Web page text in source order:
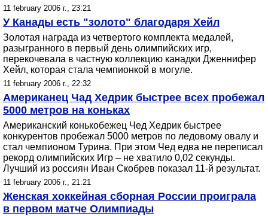
11 february 2006 г., 23:21
У Канады есть "золото" благодаря Хейл
Золотая награда из четвертого комплекта медалей,
разыгранного в первый день олимпийских игр,
перекочевала в частную коллекцию канадки Дженнифер
Хейл, которая стала чемпионкой в могуле.
11 february 2006 г., 22:32
Американец Чад Хедрик быстрее всех пробежал
5000 метров на коньках
Американский конькобежец Чед Хедрик быстрее
конкурентов пробежал 5000 метров по ледовому овалу и
стал чемпионом Турина. При этом Чед едва не переписал
рекорд олимпийских Игр – не хватило 0,02 секунды.
Лучший из россиян Иван Скобрев показал 11-й результат.
11 february 2006 г., 21:21
Женская хоккейная сборная России проиграла
в первом матче Олимпиады